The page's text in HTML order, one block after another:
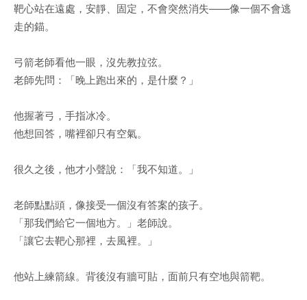
靶心站在遠處，安靜、固定，不會突然消失——像一個不會逃
走的錨。
弓箭老師看他一眼，沒先教拉弦。
老師先問：「晚上跑出來的，是什麼？」
他握著弓，手指冰冷。
他想回答，嘴裡卻只有空氣。
很久之後，他才小聲說：「我不知道。」
老師點點頭，像接受一個沒有答案的孩子。
「那我們給它一個地方。」老師說。
「讓它去靶心那裡，去風裡。」
他站上練箭線。背後沒有牆可貼，面前只有空地與箭靶。